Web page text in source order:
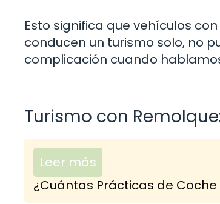
Esto significa que vehículos
conducen un turismo solo, no
complicación cuando
Turismo con
Leer más
¿Cuántas Prácticas de